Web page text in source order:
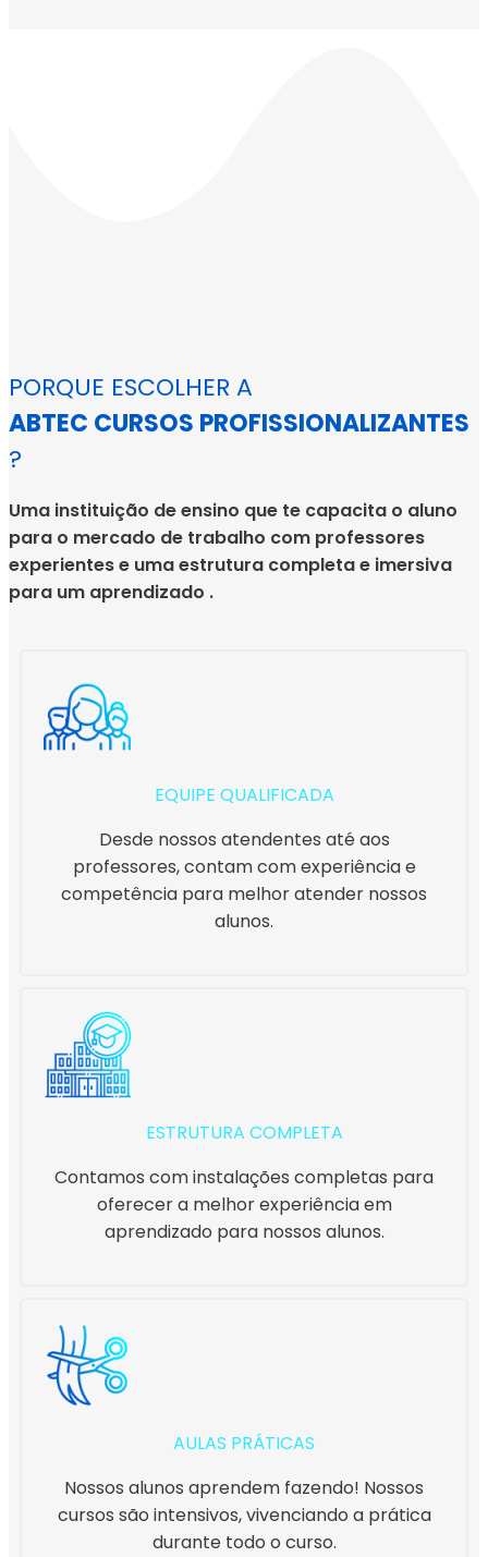
PORQUE ESCOLHER A
ABTEC CURSOS PROFISSIONALIZANTES
?
Uma instituição de ensino que te capacita o aluno
para o mercado de trabalho com professores
experientes e uma estrutura completa e imersiva
para um aprendizado .
EQUIPE QUALIFICADA
Desde nossos atendentes até aos
professores, contam com experiência e
competência para melhor atender nossos
alunos.
ESTRUTURA COMPLETA
Contamos com instalações completas para
oferecer a melhor experiência em
aprendizado para nossos alunos.
AULAS PRÁTICAS
Nossos alunos aprendem fazendo! Nossos
cursos são intensivos, vivenciando a prática
durante todo o curso.